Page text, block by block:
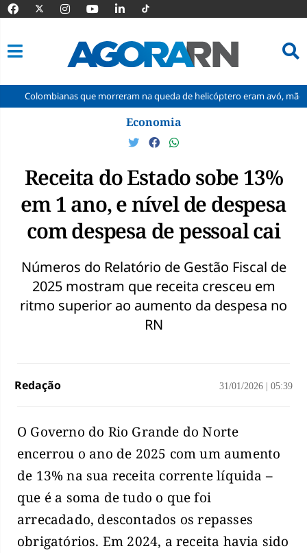
que morreram na queda de helicóptero eram avó, mãe e filha
Economia
Receita do Estado sobe 13%
em 1 ano, e nível de despesa
com despesa de pessoal cai
Números do Relatório de Gestão Fiscal de
2025 mostram que receita cresceu em
ritmo superior ao aumento da despesa no
RN
Redação 31/01/2026 05:39
O Governo do Rio Grande do Norte
encerrou o ano de 2025 com um aumento
de 13% na sua receita corrente líquida –
que é a soma de tudo o que foi
arrecadado, descontados os repasses
obrigatórios. Em 2024, a receita havia sido